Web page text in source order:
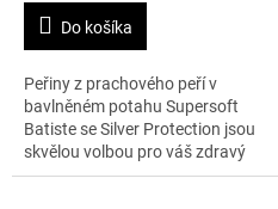
Do košíka
Peřiny z prachového peří v
bavlněném potahu Supersoft
Batiste se Silver Protection jsou
skvělou volbou pro váš zdravý
spánek, i pokud se obáváte